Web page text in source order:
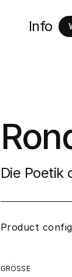
Info
Die Poetik
Product
GRÖSSE